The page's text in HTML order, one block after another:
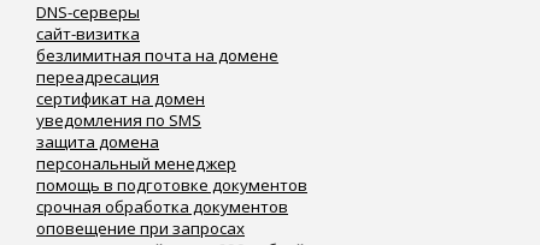
DNS-серверы
сайт-визитка
безлимитная почта на домене
переадресация
сертификат на домен
уведомления по SMS
защита домена
персональный менеджер
помощь в подготовке документов
срочная обработка документов
оповещение при запросах